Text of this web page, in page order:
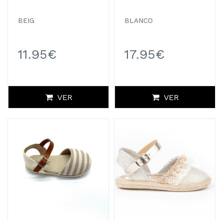
BEIG
11.95€
VER
BLANCO
17.95€
VER